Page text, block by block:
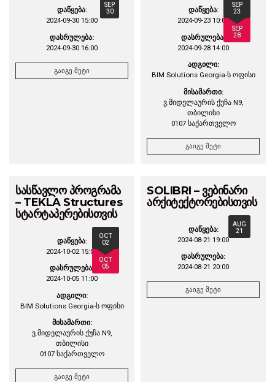
SEP
30
დაწყება:
2024-09-30 15:00
დასრულება:
2024-09-30 16:00
გაიგე მეტი
SEP
23
SEP
28
დაწყება:
2024-09-23 10:00
დასრულება:
2024-09-28 14:00
ადგილი:
BIM Solutions Georgia-ს ოფისი
მისამართი:
ვ.მიდელაურის ქუჩა N9,
თბილისი
0107 საქართველო
გაიგე მეტი
სასწავლო პროგრამა
– TEKLA Structures
სტარტაპერებისთვის
OCT
02
OCT
05
დაწყება:
2024-10-02 15:00
დასრულება:
2024-10-05 11:00
ადგილი:
BIM Solutions Georgia-ს ოფისი
მისამართი:
ვ.მიდელაურის ქუჩა N9,
თბილისი
0107 საქართველო
გაიგე მეტი
SOLIBRI – ვებინარი
არქიტექტორებისთვის
AUG
21
დაწყება:
2024-08-21 19:00
დასრულება:
2024-08-21 20:00
გაიგე მეტი